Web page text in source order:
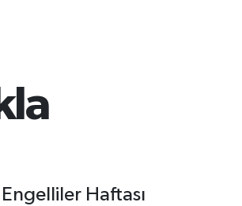
Haftası